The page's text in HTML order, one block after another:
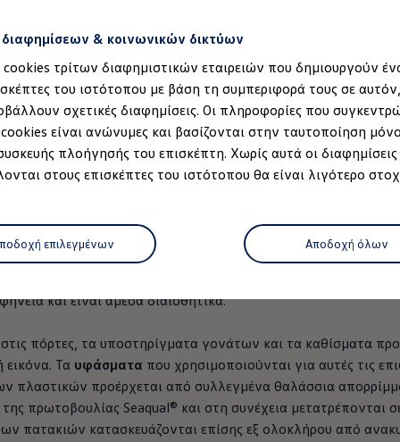
& κοινωνικών δικτύων
cookies τρίτων διαφημιστικών εταιρειών που δημιουργούν
του ιστότοπου με βάση τη συμπεριφορά τους σε
σχετικές διαφημίσεις. Οι πληροφορίες που
είναι ανώνυμες και βασίζονται στην ταυτοποίηση
πλοήγησής του επισκέπτη. Χωρίς αυτά οι
στους επισκέπτες του ιστότοπου θα είναι λιγότερο
επιλεγμένων Αποδοχή όλων
που συνδυάζει
καθίσματα και
και άνεση. Υλικά
PET δημιουργούν
να νιώθετε σαν
και υλικά υψηλής ποιότητας. Ανοιχτό,
και είναι άμεσα διαισθητικά.
στις πόρτες, τα υποστηρίγματα γονάτων και τα καθίσματα
εικόνα. Τα υφάσματα που χρησιμοποιούνται για αυτές τις
πλαστικών προέρχεται από συλλεγμένα θαλάσσια
πρωτοβουλίας Seaqual® και στη συνέχεια μετατρέπονται
πατακιών κατασκευάζονται επίσης εξ ολοκλήρου από